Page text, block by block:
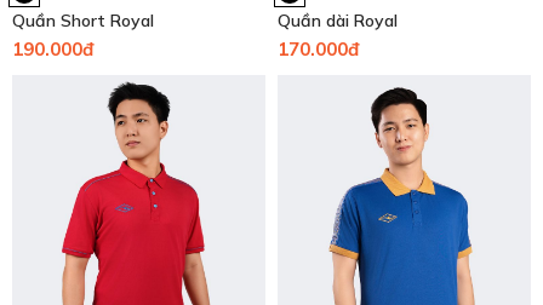
Quần Short Royal
190.000đ
Quần dài Royal
170.000đ